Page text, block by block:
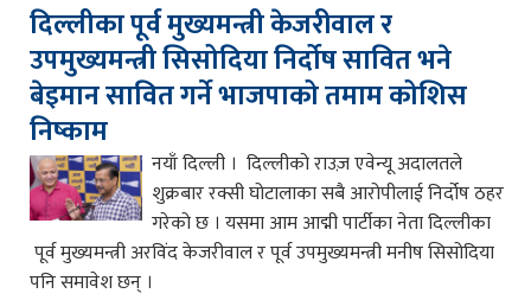
दिल्लीका पूर्व मुख्यमन्त्री केजरीवाल र
उपमुख्यमन्त्री सिसोदिया निर्दोष सावित भने
बेइमान सावित गर्ने भाजपाको तमाम कोशिस
निष्काम
नयाँ दिल्ली । दिल्लीको राउज़ एवेन्यू अदालतले
शुक्रबार रक्सी घोटालाका सबै आरोपीलाई निर्दोष ठहर
गरेको छ । यसमा आम आद्मी पार्टीका नेता दिल्लीका
पूर्व मुख्यमन्त्री अरविंद केजरीवाल र पूर्व उपमुख्यमन्त्री मनीष सिसोदिया
पनि समावेश छन् ।